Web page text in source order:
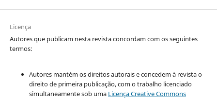
Licença
Autores que publicam nesta revista concordam com os seguintes
termos:
Autores mantém os direitos autorais e concedem à revista o
direito de primeira publicação, com o trabalho licenciado
simultaneamente sob uma Licença Creative Commons